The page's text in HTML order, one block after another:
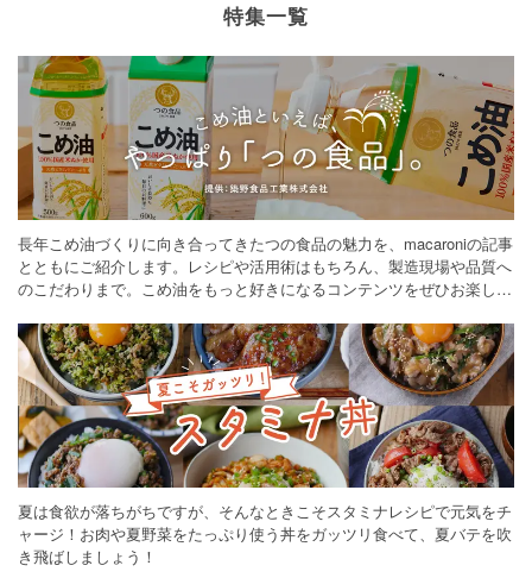
特集一覧
長年こめ油づくりに向き合ってきたつの食品の魅力を、macaroniの記事
とともにご紹介します。レシピや活用術はもちろん、製造現場や品質へ
のこだわりまで。こめ油をもっと好きになるコンテンツをぜひお楽しみ
夏は食欲が落ちがちですが、そんなときこそスタミナレシピで元気をチ
ャージ！お肉や夏野菜をたっぷり使う丼をガッツリ食べて、夏バテを吹
き飛ばしましょう！